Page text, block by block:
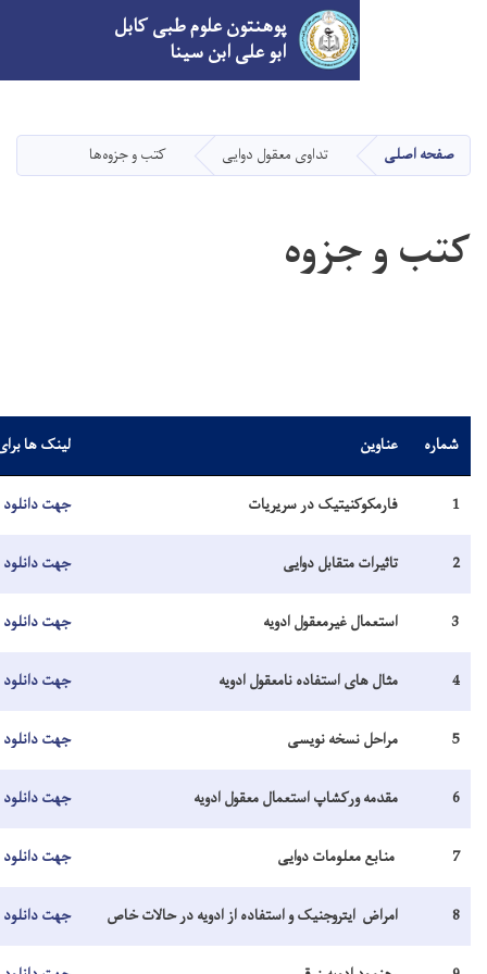
main
content
پوهنتون علوم طبی کابل
ابو علی ابن سینا
تداوی معقول دوایی کتب و جزوه‌ها
در سریریات جهت دانلود اینجا کلیک نمیایید
دوایی جهت دانلود اینجا کلیک نمایید
غیرمعقول ادویه جهت دانلود اینجا کلیک نمایید
استفاده نامعقول ادویه جهت دانلود اینجا کلیک نمایید
نویسی جهت دانلود اینجا کلیک نمایید
استعمال معقول ادویه جهت دانلود اینجا کلیک نمایید
دوایی جهت دانلود اینجا کلیک نمایید
و استفاده از ادویه در حالات خاص جهت دانلود اینجا کلیک نمایید